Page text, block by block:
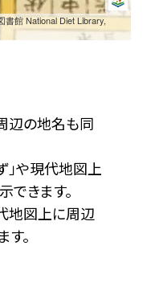
書館 National Diet Library,
辺の地名も同
」や現代地図上
きます。
地図上に周辺
。